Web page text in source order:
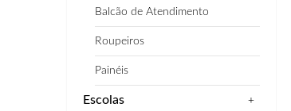
Balcão de Atendimento
Roupeiros
Painéis
Escolas +